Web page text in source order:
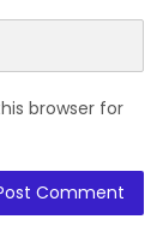
browser for